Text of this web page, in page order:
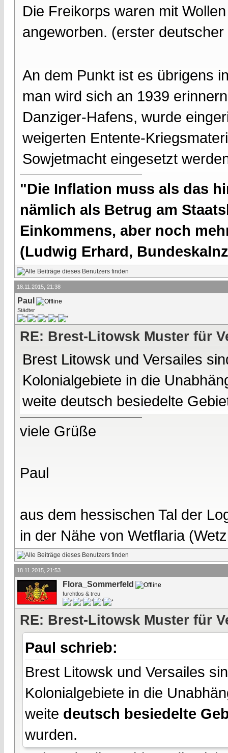
Die Freikorps waren mit
angeworben. (erster
An dem Punkt ist es übrigens
man wird sich an 1939
Danziger-Hafens, wurde
weigerten Entente-
Sowjetmacht eingesetzt
"Die Inflation muss als das
nämlich als Betrug am
Einkommens, aber noch
(Ludwig Erhard,
18.11.2015, 21:38
Paul
Städter
RE: Brest-Litowsk Muster für
Brest Litowsk und Versailes
Kolonialgebiete in die
weite deutsch besiedelte
viele Grüße
Paul
aus dem hessischen Tal der
in der Nähe von Wetflaria
18.11.2015, 21:53
Flora_Sommerfeld
furchtlos & treu
RE: Brest-Litowsk Muster für
Paul schrieb:
Brest Litowsk und Versailes
Kolonialgebiete in die
weite deutsch besiedelte
wurden.